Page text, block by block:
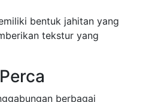
bentuk jahitan yang
tekstur yang
berbagai